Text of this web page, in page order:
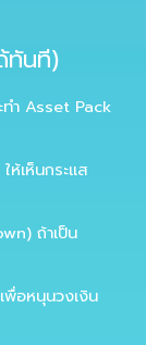
ทันที)
ทำAsset Pack
ให้เห็นกระแส
ถ้าเป็น
พื่อหนุนวงเงิน